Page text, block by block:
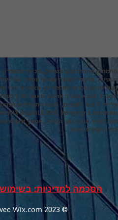
התמחות החברה הנה בשיווק, מכירה
תעשייה, מוקדי להפצה ושטחי מסחר. אנו
תעשייה ובמרכזים המסחריים, מאשדוד כדי
במגזר, נמצא עבורך את מה שאתה צריך
על ידי לימוד הצרכים, הבנת התהליכים
מנת לשפר את ביצועי האתר , אמשך שימוש
בכל הקוקיס באתר.
הסכמה למדיניות:
© 2023 Créé par ZEEV LOUZOUN a partir d un template de Lebrun&Mercier. avec
Wix.com